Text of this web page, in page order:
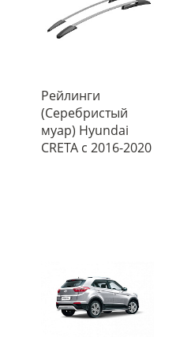
Рейлинги
(Серебристый
муар) Hyundai
CRETA с 2016-2020